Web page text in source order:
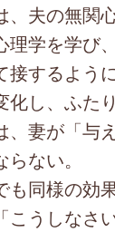
、夫の無関
理学を学び
接するよう
化し、ふた
、妻が「与
ない。
同様の効
こうしなさ